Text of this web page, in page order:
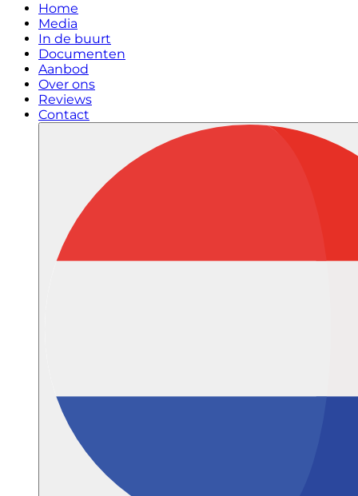
Home
Media
In de buurt
Documenten
Aanbod
Over ons
Reviews
Contact